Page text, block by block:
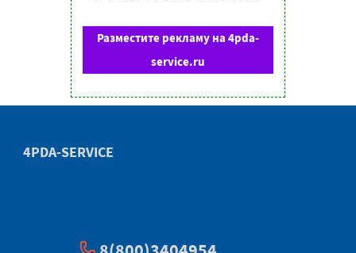
Разместите рекламу на 4pda-
service.ru
4PDA-SERVICE